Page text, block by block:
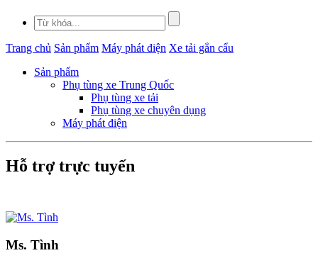
Trang chủ Sản phẩm Máy phát điện Xe tải gắn cẩu
Sản phẩm
Phụ tùng xe Trung Quốc
Phụ tùng xe tải
Phụ tùng xe chuyên dụng
Máy phát điện
Hỗ trợ trực tuyến
Ms. Tình